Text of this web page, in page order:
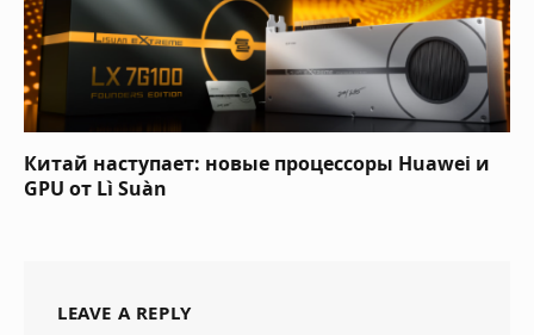
Китай наступает: новые процессоры Huawei и
GPU от Lì Suàn
LEAVE A REPLY